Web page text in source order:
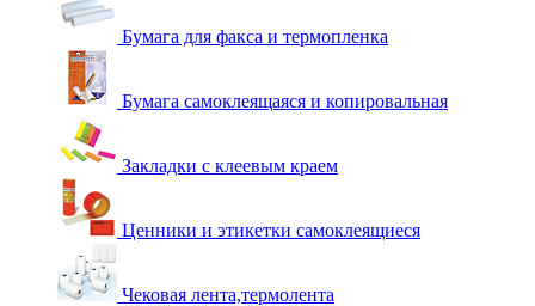
Бумага для факса и термопленка
Бумага самоклеящаяся и копировальная
Закладки с клеевым краем
Ценники и этикетки самоклеящиеся
Чековая лента,термолента